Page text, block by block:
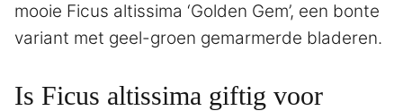
mooie Ficus altissima ‘Golden Gem’, een bonte
variant met geel-groen gemarmerde bladeren.
Is Ficus altissima giftig voor